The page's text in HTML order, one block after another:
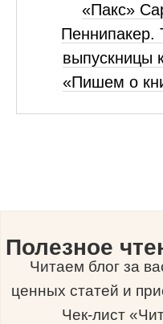
«Пакс»
Пеннипакер.
выпускницы
«Пишем о
Полезное
Читаем блог за
ценных статей и
Чек-лист